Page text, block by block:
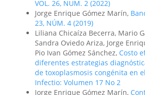
VOL. 26, NUM. 2 (2022)
Jorge Enrique Gómez Marín,
23, NÚM. 4 (2019)
Liliana Chicaíza Becerra, Mario
Sandra Oviedo Ariza, Jorge
Pio Ivan Gómez Sánchez, Costo
diferentes estrategias
de toxoplasmosis congénita en
Infectio: Volumen 17 No 2
Jorge Enrique Gómez Marín,